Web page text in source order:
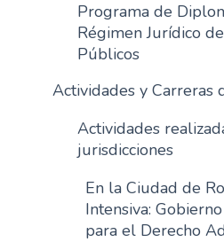
Programa de
Régimen Jurídico
Públicos
Actividades y Carreras
Actividades
jurisdicciones
En la Ciudad de
Intensiva:
para el Derecho